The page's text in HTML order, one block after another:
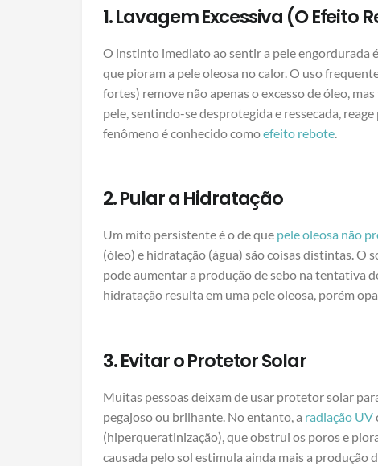
1. Lavagem Excessiva (O Efeito
O instinto imediato ao sentir a pele engordurada
que pioram a pele oleosa no calor. O uso
fortes) remove não apenas o excesso de óleo,
pele, sentindo-se desprotegida e ressecada,
fenômeno é conhecido comoefeito rebote.
2. Pular a Hidratação
Um mito persistente é o de que pele oleosa não
(óleo) e hidratação (água) são coisas distintas. O
pode aumentar a produção de sebo na tentativa
hidratação resulta em uma pele oleosa, porém
3. Evitar o Protetor Solar
Muitas pessoas deixam de usar protetor solar
pegajoso ou brilhante. No entanto, a radiação UV
(hiperqueratinização), que obstrui os poros e
causada pelo sol estimula ainda mais a produção